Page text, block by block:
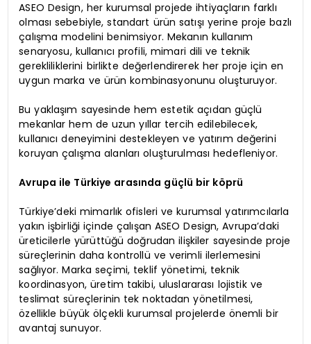
ASEO Design, her kurumsal projede ihtiyaçların farklı
olması sebebiyle, standart ürün satışı yerine proje bazlı
çalışma modelini benimsiyor. Mekanın kullanım
senaryosu, kullanıcı profili, mimari dili ve teknik
gerekliliklerini birlikte değerlendirerek her proje için en
uygun marka ve ürün kombinasyonunu oluşturuyor.
Bu yaklaşım sayesinde hem estetik açıdan güçlü
mekanlar hem de uzun yıllar tercih edilebilecek,
kullanıcı deneyimini destekleyen ve yatırım değerini
koruyan çalışma alanları oluşturulması hedefleniyor.
Avrupa ile Türkiye arasında güçlü bir köprü
Türkiye’deki mimarlık ofisleri ve kurumsal yatırımcılarla
yakın işbirliği içinde çalışan ASEO Design, Avrupa’daki
üreticilerle yürüttüğü doğrudan ilişkiler sayesinde proje
süreçlerinin daha kontrollü ve verimli ilerlemesini
sağlıyor. Marka seçimi, teklif yönetimi, teknik
koordinasyon, üretim takibi, uluslararası lojistik ve
teslimat süreçlerinin tek noktadan yönetilmesi,
özellikle büyük ölçekli kurumsal projelerde önemli bir
avantaj sunuyor.